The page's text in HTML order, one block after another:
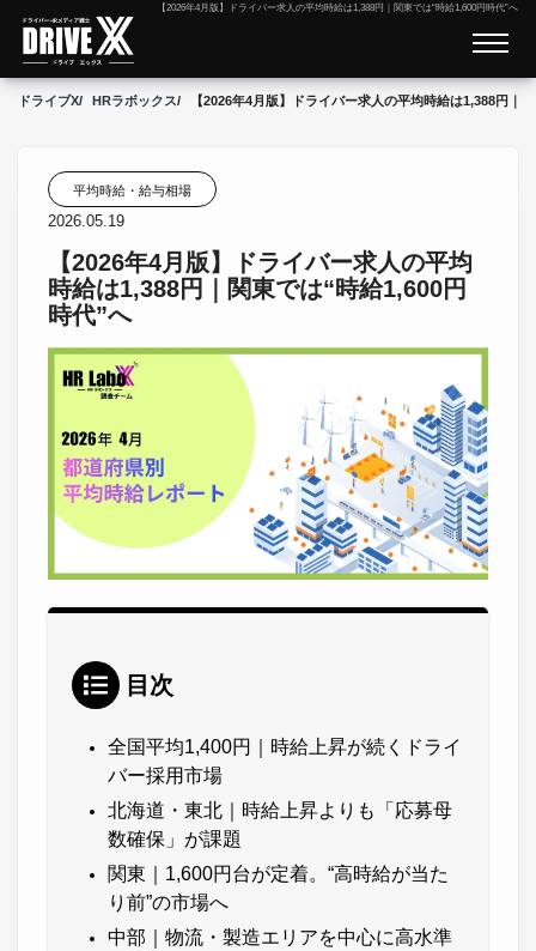
【2026年4月版】ドライバー求人の平均時給は1,388円｜関東では“時給1,600円時代”へ
ドライブX HRラボックス 【2026年4月版】ドライバー求人の平均時給は1,388円｜
平均時給・給与相場
2026.05.19
【2026年4月版】ドライバー求人の平均
時給は1,388円｜関東では“時給1,600円
時代”へ
目次
全国平均1,400円｜時給上昇が続くドライ
バー採用市場
北海道・東北｜時給上昇よりも「応募母
数確保」が課題
関東｜1,600円台が定着。“高時給が当た
り前”の市場へ
中部｜物流・製造エリアを中心に高水準